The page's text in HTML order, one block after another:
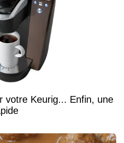
votre Keurig... Enfin, une